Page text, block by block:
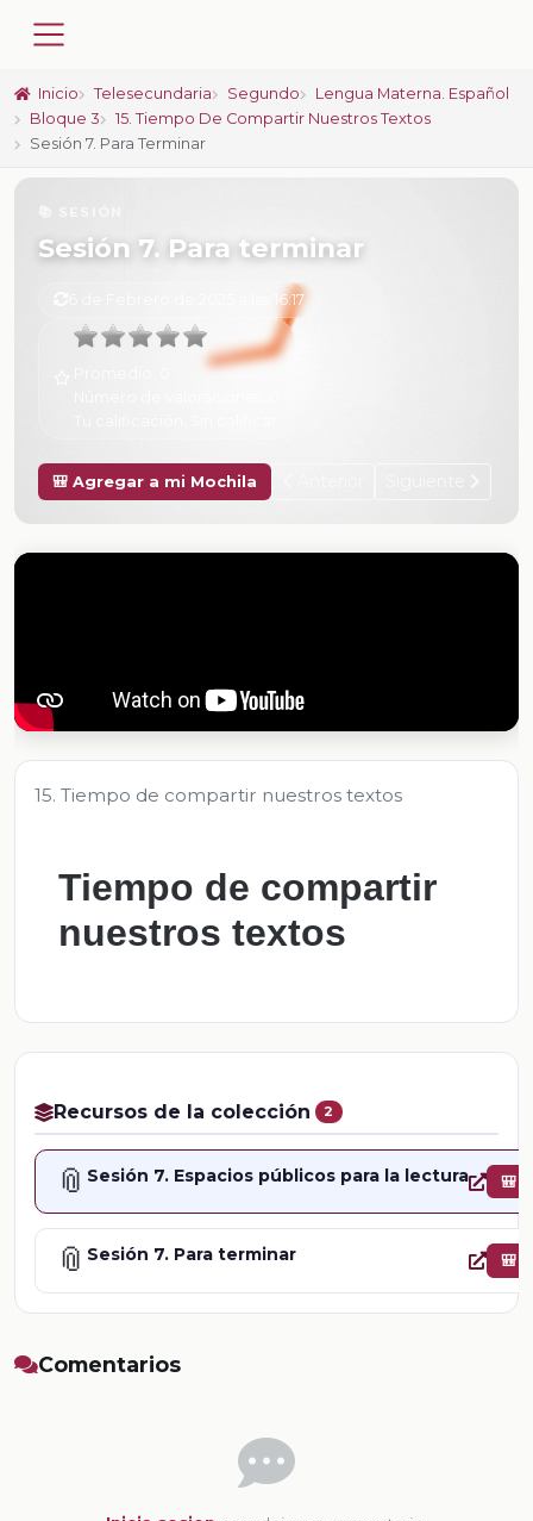
Inicio Telesecundaria Segundo
Lengua Materna. Español
Bloque 3
15. Tiempo De Compartir Nuestros Textos
Sesión 7. Para Terminar
Sesión 7. Para terminar
6 de Febrero de 2025 a las 16:17
🎒 Agregar a mi Mochila
15. Tiempo de compartir nuestros textos
Tiempo de compartir
nuestros textos
Recursos de la colección 2
📎 Sesión 7. Espacios públicos para la lectura 🎒
📎 Sesión 7. Para terminar 🎒
Comentarios